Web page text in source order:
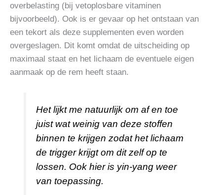
overbelasting (bij vetoplosbare vitaminen
bijvoorbeeld). Ook is er gevaar op het ontstaan van
een tekort als deze supplementen even worden
overgeslagen. Dit komt omdat de uitscheiding op
maximaal staat en het lichaam de eventuele eigen
aanmaak op de rem heeft staan.
Het lijkt me natuurlijk om af en toe
juist wat weinig van deze stoffen
binnen te krijgen zodat het lichaam
de trigger krijgt om dit zelf op te
lossen. Ook hier is yin-yang weer
van toepassing.